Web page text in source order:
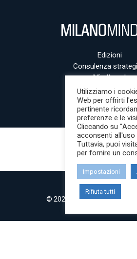
Edizioni
Consulenza
MindLegal
Contatti
Privacy Policy
Cookie Policy
© 2022 MilanoMind | Tutti i
Utilizziamo i
Web per offrirti
pertinente
preferenze e le
Cliccando su
acconsenti all'uso
Tuttavia, puoi
per fornire un
Impostazioni
Rifiuta tutti